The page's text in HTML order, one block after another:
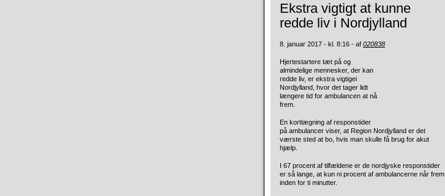
Ekstra vigtigt at kunne
redde liv i Nordjylland
8. januar 2017 - kl. 8:16 - af 020838
Hjertestartere tæt på og
almindelige mennesker, der kan
redde liv, er ekstra vigtigei
Nordjylland, hvor det tager lidt
længere tid for ambulancen at nå
frem.
En kortlægning af responstider
på ambulancer viser, at Region Nordjylland er det
værste sted at bo, hvis man skulle få brug for akut
hjælp.
I 67 procent af tilfældene er de nordjyske responstider
er så lange, at kun ni procent af ambulancerne når frem
inden for ti minutter.